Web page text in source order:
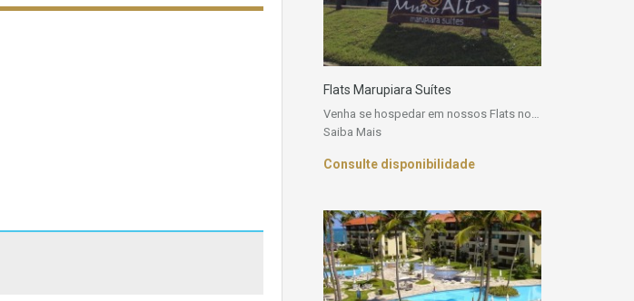
Flats Marupiara Suítes
Venha se hospedar em nossos Flats no…
Saiba Mais
Consulte disponibilidade